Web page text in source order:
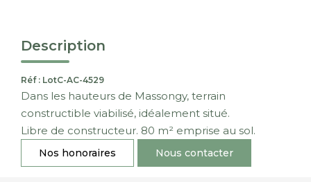
Description
Réf : LotC-AC-4529
Dans les hauteurs de Massongy, terrain
constructible viabilisé, idéalement situé.
Libre de constructeur. 80 m² emprise au sol.
Nos honoraires Nous contacter